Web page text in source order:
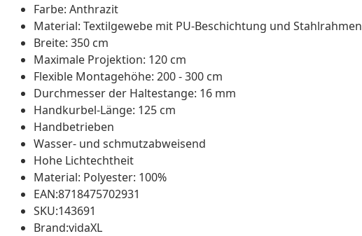
Farbe: Anthrazit
Material: Textilgewebe mit PU-Beschichtung und Stahlrahmen
Breite: 350 cm
Maximale Projektion: 120 cm
Flexible Montagehöhe: 200 - 300 cm
Durchmesser der Haltestange: 16 mm
Handkurbel-Länge: 125 cm
Handbetrieben
Wasser- und schmutzabweisend
Hohe Lichtechtheit
Material: Polyester: 100%
EAN:8718475702931
SKU:143691
Brand:vidaXL